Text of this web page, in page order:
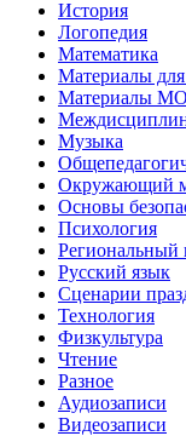
История
Логопедия
Математика
Материалы
Материалы МО
Музыка
Окружающий
Основы
Психология
Региональный
Русский язык
Сценарии
Технология
Физкультура
Чтение
Разное
Аудиозаписи
Видеозаписи